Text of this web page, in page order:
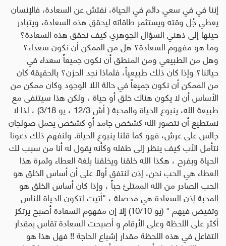
إننا في في سعي دائم في الحياة، نفتش عن السعادة، فالإنسان
يعطي جُل وقته ويستثمر طاقاته ليحقق هذه السعادة، ويتبادر
حينها إلى ذهني السؤال الجوهري كيف نحقق هذه السعادة؟
وما هو مفهوم السعادة؟ هل من الممكن أن نكون سعداء؟
وهل من الطبيعي ومن المنطق أن نكون جميعاً سعداء في
حياتنا؟ وإذا كان ذلك طبيعياً، فلماذا نجد الحزن؟ بالحقيقة كان
من الممكن أن نكون جميعاً في حالة اللا الوجود وكان ممكن من
الأساس أن لا يكون هناك خلق أو حياة ، ولكن هذا سيتنفى مع
طبيعة الله، ينبوع الحياة والمحبة ( أش 12/3 ، يو 3/18) ، لذا لا
نستطيع أن نتصور الله كشخص جامد أو كشخص يحمل صولجان
جالس على عرش، فهو كما قلنا ينبوع الحياة. ولنفهم ذلك دعونا
نتأمل الأب كيف ينظر إلى طفله وكأنه يقول له أنا من سبب لك
الحياة وبفرح ، هكذا الله خلقنا ويخلقنا بلغة العطاء وثمرة هذا
العطاء هي الحب نحن، إذن لنتفق أولاً على أن أساس الخلق هو
الحب الصادر من الله الممتلئ حباً ، وإذا كان أساس الخلق هو
المحبة إذن السعادة هي محصلة ، "أتيت لتكون الحياة للناس
وتفيض فيهم " (يو 10/10) إلا إن مفهوم السعادة أصبح يرتكز
أكثر على اللحظة وعلى الأرقام و أصبحت السعادة تقاس بمقدار
التفاعل في هذه اللحظة مقدار إشباع الحاجة !! فهل هذا هو